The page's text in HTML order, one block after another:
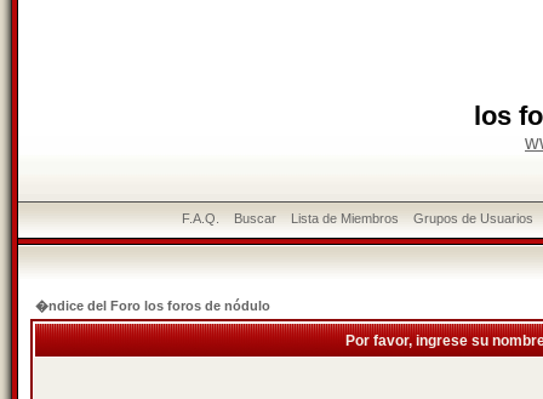
los
F.A.Q. Buscar Lista de Miembros Grupos de Usuarios
�ndice del Foro los foros de nódulo
Por favor, ingrese su